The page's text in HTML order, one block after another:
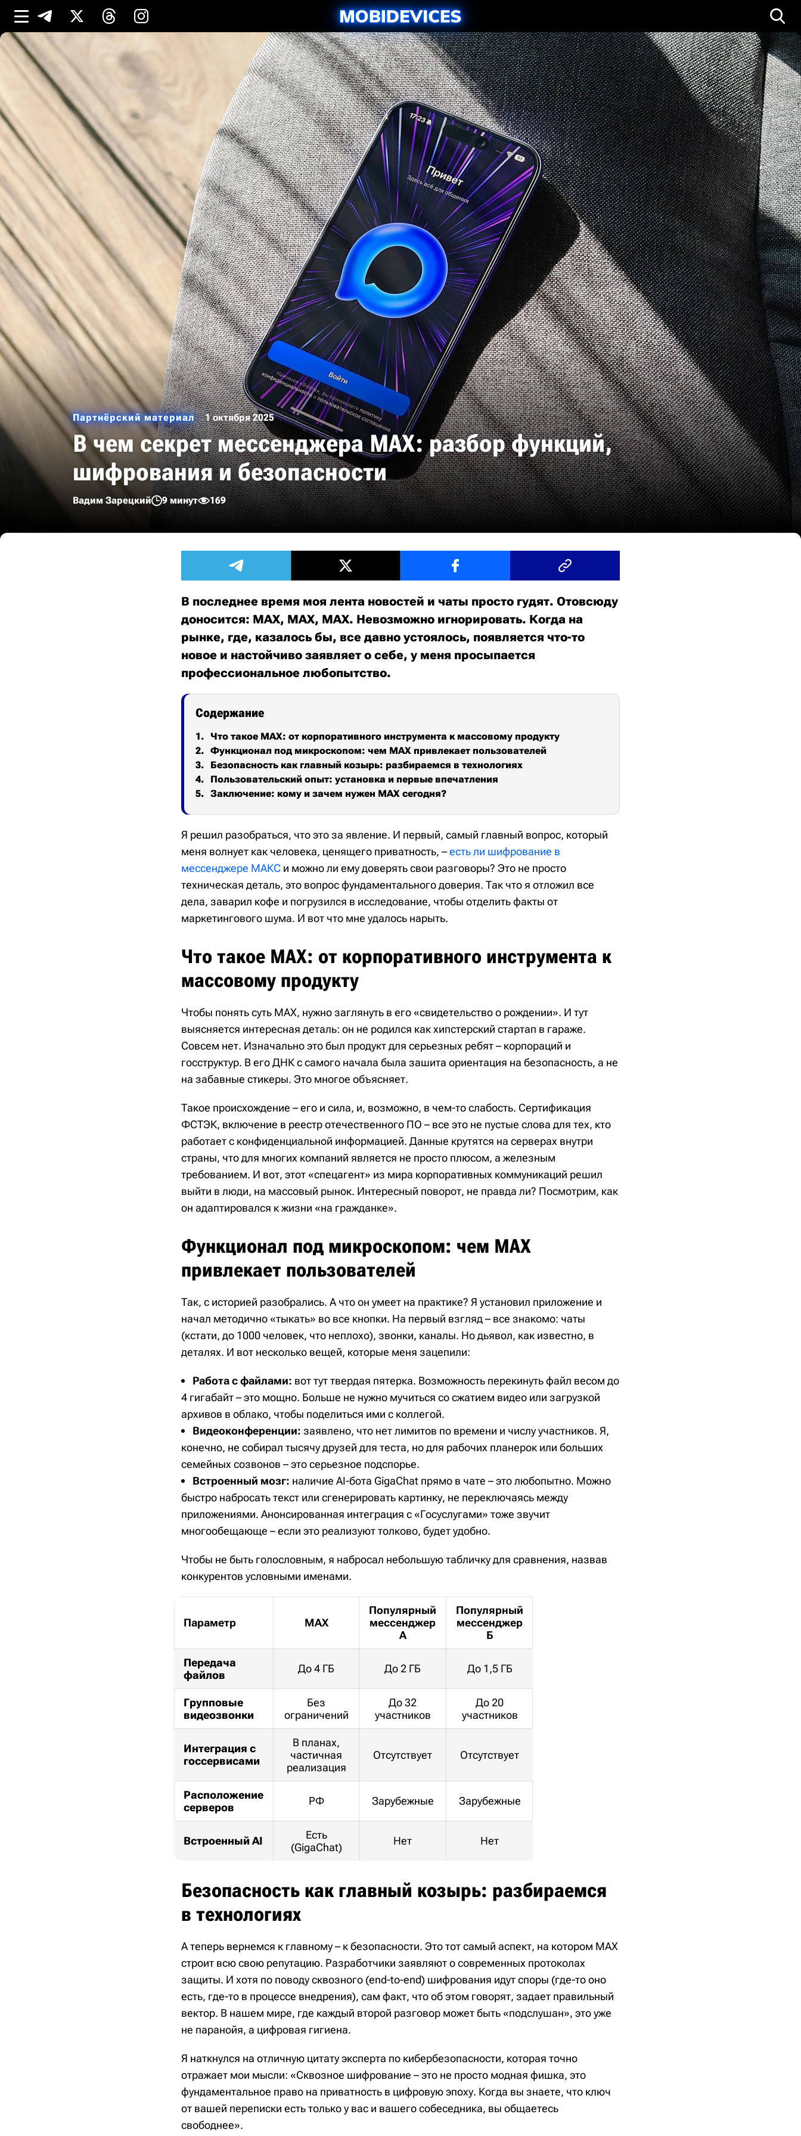
Партнёрский материал 1 октября 2025
В чем секрет мессенджера MAX: разбор функций,
шифрования и безопасности
Вадим Зарецкий 9 минут 169
В последнее время моя лента новостей и чаты просто гудят. Отовсюду
доносится: MAX, MAX, MAX. Невозможно игнорировать. Когда на
рынке, где, казалось бы, все давно устоялось, появляется что-то
новое и настойчиво заявляет о себе, у меня просыпается
профессиональное любопытство.
Содержание
Что такое MAX: от корпоративного инструмента к массовому продукту
Функционал под микроскопом: чем MAX привлекает пользователей
Безопасность как главный козырь: разбираемся в технологиях
Пользовательский опыт: установка и первые впечатления
Заключение: кому и зачем нужен MAX сегодня?
Я решил разобраться, что это за явление. И первый, самый главный вопрос, который
меня волнует как человека, ценящего приватность, –есть ли шифрование в
мессенджере МАКС и можно ли ему доверять свои разговоры? Это не просто
техническая деталь, это вопрос фундаментального доверия. Так что я отложил все
дела, заварил кофе и погрузился в исследование, чтобы отделить факты от
маркетингового шума. И вот что мне удалось нарыть.
Что такое MAX: от корпоративного инструмента к
массовому продукту
Чтобы понять суть MAX, нужно заглянуть в его «свидетельство о рождении». И тут
выясняется интересная деталь: он не родился как хипстерский стартап в гараже.
Совсем нет. Изначально это был продукт для серьезных ребят – корпораций и
госструктур. В его ДНК с самого начала была зашита ориентация на безопасность, а не
на забавные стикеры. Это многое объясняет.
Такое происхождение – его и сила, и, возможно, в чем-то слабость. Сертификация
ФСТЭК, включение в реестр отечественного ПО – все это не пустые слова для тех, кто
работает с конфиденциальной информацией. Данные крутятся на серверах внутри
страны, что для многих компаний является не просто плюсом, а железным
требованием. И вот, этот «спецагент» из мира корпоративных коммуникаций решил
выйти в люди, на массовый рынок. Интересный поворот, не правда ли? Посмотрим, как
он адаптировался к жизни «на гражданке».
Функционал под микроскопом: чем MAX
привлекает пользователей
Так, с историей разобрались. А что он умеет на практике? Я установил приложение и
начал методично «тыкать» во все кнопки. На первый взгляд – все знакомо: чаты
(кстати, до 1000 человек, что неплохо), звонки, каналы. Но дьявол, как известно, в
деталях. И вот несколько вещей, которые меня зацепили:
Работа с файлами: вот тут твердая пятерка. Возможность перекинуть файл весом до
4 гигабайт – это мощно. Больше не нужно мучиться со сжатием видео или загрузкой
архивов в облако, чтобы поделиться ими с коллегой.
Видеоконференции: заявлено, что нет лимитов по времени и числу участников. Я,
конечно, не собирал тысячу друзей для теста, но для рабочих планерок или больших
семейных созвонов – это серьезное подспорье.
Встроенный мозг: наличие AI-бота GigaChat прямо в чате – это любопытно. Можно
быстро набросать текст или сгенерировать картинку, не переключаясь между
приложениями. Анонсированная интеграция с «Госуслугами» тоже звучит
многообещающе – если это реализуют толково, будет удобно.
Чтобы не быть голословным, я набросал небольшую табличку для сравнения, назвав
конкурентов условными именами.
Параметр MAX
Популярный
мессенджер
А
Популярный
мессенджер
Б
Передача
файлов
До 4 ГБ До 2 ГБ До 1,5 ГБ
Групповые
видеозвонки
Без
ограничений
До 32
участников
До 20
участников
Интеграция с
госсервисами
В планах,
частичная
реализация
Отсутствует Отсутствует
Расположение
серверов
РФ Зарубежные Зарубежные
Встроенный AI
Есть
(GigaChat)
Нет Нет
Безопасность как главный козырь: разбираемся
в технологиях
А теперь вернемся к главному – к безопасности. Это тот самый аспект, на котором MAX
строит всю свою репутацию. Разработчики заявляют о современных протоколах
защиты. И хотя по поводу сквозного (end-to-end) шифрования идут споры (где-то оно
есть, где-то в процессе внедрения), сам факт, что об этом говорят, задает правильный
вектор. В нашем мире, где каждый второй разговор может быть «подслушан», это уже
не паранойя, а цифровая гигиена.
Я наткнулся на отличную цитату эксперта по кибербезопасности, которая точно
отражает мои мысли: «Сквозное шифрование – это не просто модная фишка, это
фундаментальное право на приватность в цифровую эпоху. Когда вы знаете, что ключ
от вашей переписки есть только у вас и вашего собеседника, вы общаетесь
свободнее».